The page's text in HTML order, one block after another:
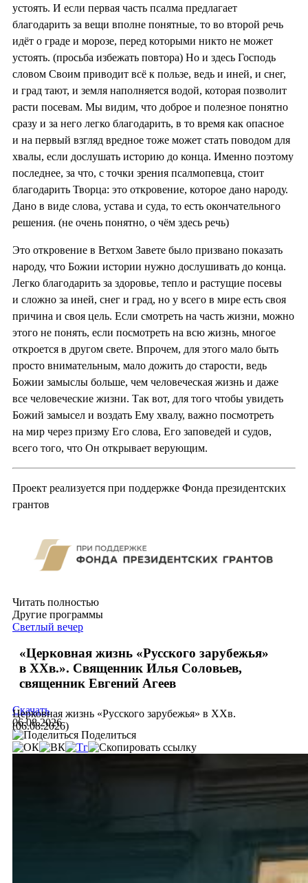
устоять. И если первая часть псалма предлагает
благодарить за вещи вполне понятные, то во второй речь
идёт о граде и морозе, перед которыми никто не может
устоять. (просьба избежать повтора) Но и здесь Господь
словом Своим приводит всё к пользе, ведь и иней, и снег,
и град тают, и земля наполняется водой, которая позволит
расти посевам. Мы видим, что доброе и полезное понятно
сразу и за него легко благодарить, в то время как опасное
и на первый взгляд вредное тоже может стать поводом для
хвалы, если дослушать историю до конца. Именно поэтому
последнее, за что, с точки зрения псалмопевца, стоит
благодарить Творца: это откровение, которое дано народу.
Дано в виде слова, устава и суда, то есть окончательного
решения. (не очень понятно, о чём здесь речь)
Это откровение в Ветхом Завете было призвано показать
народу, что Божии истории нужно дослушивать до конца.
Легко благодарить за здоровье, тепло и растущие посевы
и сложно за иней, снег и град, но у всего в мире есть своя
причина и своя цель. Если смотреть на часть жизни, можно
этого не понять, если посмотреть на всю жизнь, многое
откроется в другом свете. Впрочем, для этого мало быть
просто внимательным, мало дожить до старости, ведь
Божии замыслы больше, чем человеческая жизнь и даже
все человеческие жизни. Так вот, для того чтобы увидеть
Божий замысел и воздать Ему хвалу, важно посмотреть
на мир через призму Его слова, Его заповедей и судов,
всего того, что Он открывает верующим.
Проект реализуется при поддержке Фонда президентских
грантов
Читать полностью
Другие программы
Светлый вечер
«Церковная жизнь «Русского зарубежья»
в ХХв.». Священник Илья Соловьев,
священник Евгений Агеев
Церковная жизнь «Русского зарубежья» в ХХв.
(06.08.2026)
Скачать
06.08.2026
Поделиться